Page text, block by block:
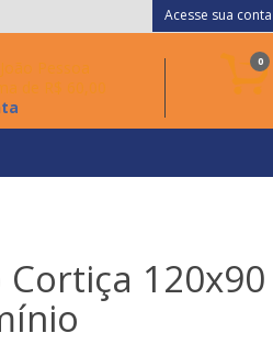
Acesse sua conta
Pessoa
de R$ 60,00
0
120x90